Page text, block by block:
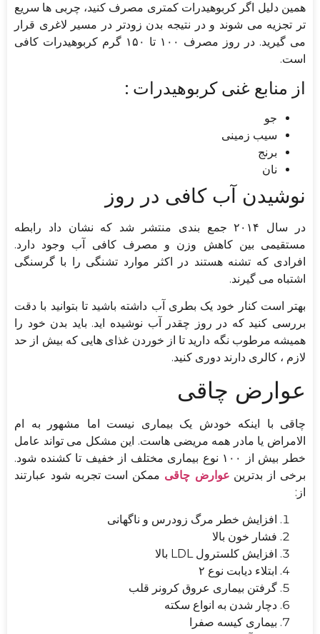
همین دلیل اگر کربوهیدرات کمتری مصرف کنید، چربی‌ ها سریع‌
تر تجزیه می شوند و در نتیجه بدن زودتر در مسیر لاغری قرار
می گیرید. در روز مصرف ۱۰۰ تا ۱۵۰ گرم کربوهیدرات کافی
است.
از منابع غنی کربوهیدرات :
جو
سیب زمینی
برنج
نان
نوشیدن آب کافی در روز
در سال ۲۰۱۴ جمع بندی منتشر شد که نشان داد رابطه
مستقیمی بین کاهش وزن و مصرف کافی آب وجود دارد.
افرادی که تشنه هستند در اکثر موارد تشنگی را با گرسنگی
اشتباه می ‌گیرند.
بهتر است کنار خود یک بطری آب داشته باشید تا بتوانید با دقت
بررسی کنید که در روز چقدر آب نوشیده‌ اید. باید بدن خود را
همیشه مرطوب نگه دارید تا از خوردن غذای هایی که بیش ‌از حد
لازم ، کالری دارند دوری کنید.
عوارض چاقی
چاقی با اینکه خودش یک بیماری نیست اما مشهور به ام
الامراض یا مادر همه مریضی هاست. این مشکل می تواند عامل
خطر بیش از ۱۰۰ نوع بیماری مختلف از خفیف تا کشنده شود.
برخی از بدترین عوارض چاقی ممکن است تجربه شود عبارتند
از:
افزایش خطر مرگ زودرس و ناگهانی
فشار خون بالا
افزایش کلسترول LDL بالا
ابتلاء دیابت نوع ۲
گرفتن بیماری عروق کرونر قلب
دچار شدن به انواع سکته
بیماری کیسه صفرا